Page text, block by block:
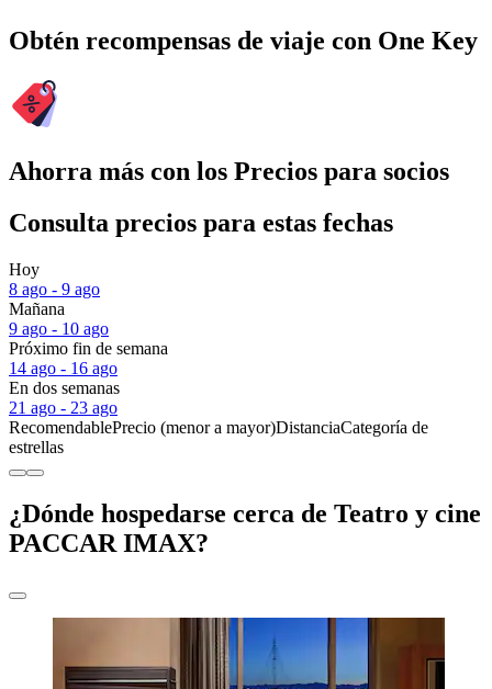
Obtén recompensas de viaje con One Key
Ahorra más con los Precios para socios
Consulta precios para estas fechas
Hoy
8 ago - 9 ago
Mañana
9 ago - 10 ago
Próximo fin de semana
14 ago - 16 ago
En dos semanas
21 ago - 23 ago
RecomendablePrecio (menor a mayor)DistanciaCategoría de
estrellas
¿Dónde hospedarse cerca de Teatro y cine
PACCAR IMAX?